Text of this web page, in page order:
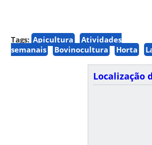
Tags: Apicultura
Atividades
semanais
Bovinocultura Horta
Localização